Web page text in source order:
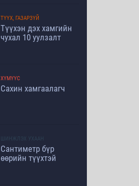
ТҮҮХ, ГАЗАРЗҮЙ
Түүхэн дэх хамгийн
чухал 10 уулзалт
ХҮМҮҮС
Сахин хамгаалагч
ШИНЖЛЭХ УХААН
Сантиметр бүр
өөрийн түүхтэй